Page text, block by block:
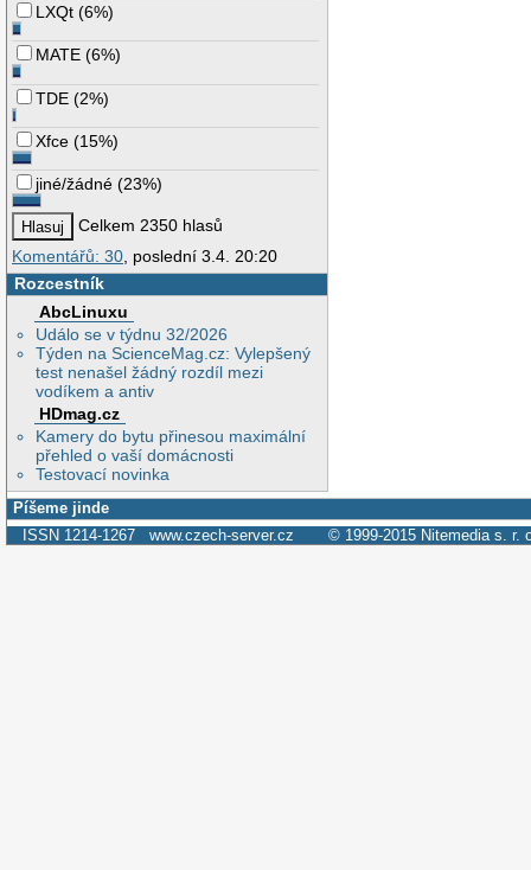
LXQt (6%)
MATE (6%)
TDE (2%)
Xfce (15%)
jiné/žádné (23%)
Celkem 2350 hlasů
Komentářů: 30 , poslední 3.4. 20:20
Rozcestník
AbcLinuxu
Událo se v týdnu 32/2026
Týden na ScienceMag.cz: Vylepšený
test nenašel žádný rozdíl mezi
vodíkem a antiv
HDmag.cz
Kamery do bytu přinesou maximální
přehled o vaší domácnosti
Testovací novinka
Píšeme jinde
ISSN 1214-1267 www.czech-server.cz © 1999-2015 Nitemedia s. r.